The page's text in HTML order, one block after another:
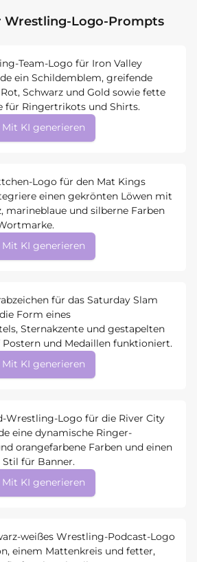
Wrestling-Logo-Prompts
Team-Logo für Iron Valley
ein Schildemblem, greifende
Schwarz und Gold sowie fette
für Ringertrikots und Shirts.
Mit KI generieren
Logo für den Mat Kings
einen gekrönten Löwen mit
marineblaue und silberne Farben
Mit KI generieren
für das Saturday Slam
Form eines
Sternakzente und gestapelten
Postern und Medaillen funktioniert.
Mit KI generieren
Wrestling-Logo für die River City
eine dynamische Ringer-
orangefarbene Farben und einen
für Banner.
Mit KI generieren
weißes Wrestling-Podcast-Logo
einem Mattenkreis und fetter,